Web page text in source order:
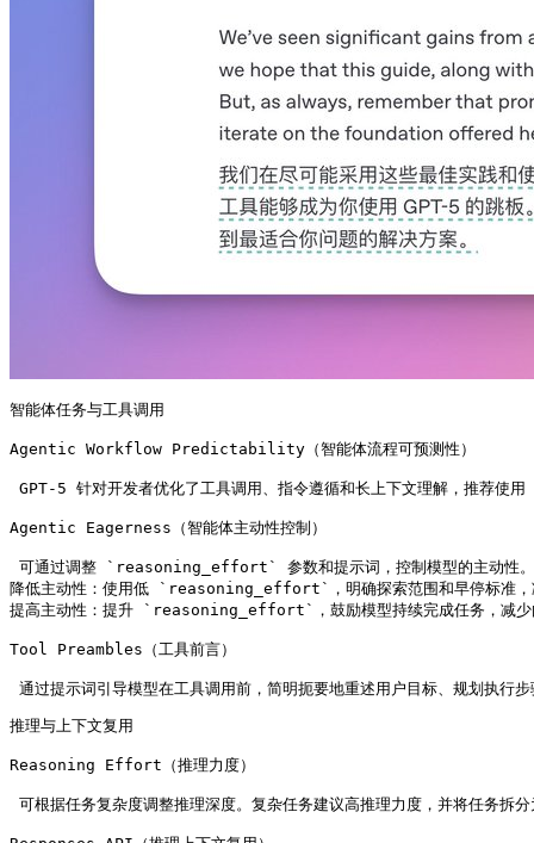
智能体任务与工具调用
Agentic Workflow Predictability（智能体流程可预测性）
GPT-5 针对开发者优化了工具调用、指令遵循和长上下文理解，推荐
Agentic Eagerness（智能体主动性控制）
可通过调整 `reasoning_effort` 参数和提示词，控制模型的主动性。
降低主动性：使用低 `reasoning_effort`，明确探索范围和早停标准，
提高主动性：提升 `reasoning_effort`，鼓励模型持续完成任务，减少
Tool Preambles（工具前言）
通过提示词引导模型在工具调用前，简明扼要地重述用户目标、规划执行
推理与上下文复用
Reasoning Effort（推理力度）
可根据任务复杂度调整推理深度。复杂任务建议高推理力度，并将任务拆